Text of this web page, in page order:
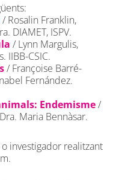
/ Rosalin Franklin,
DIAMET, ISPV.
/ Lynn Margulis,
IIBB-CSIC.
/ Françoise Barré-
Fernández.
Endemisme/
Maria Bennàsar.
investigador realitzant